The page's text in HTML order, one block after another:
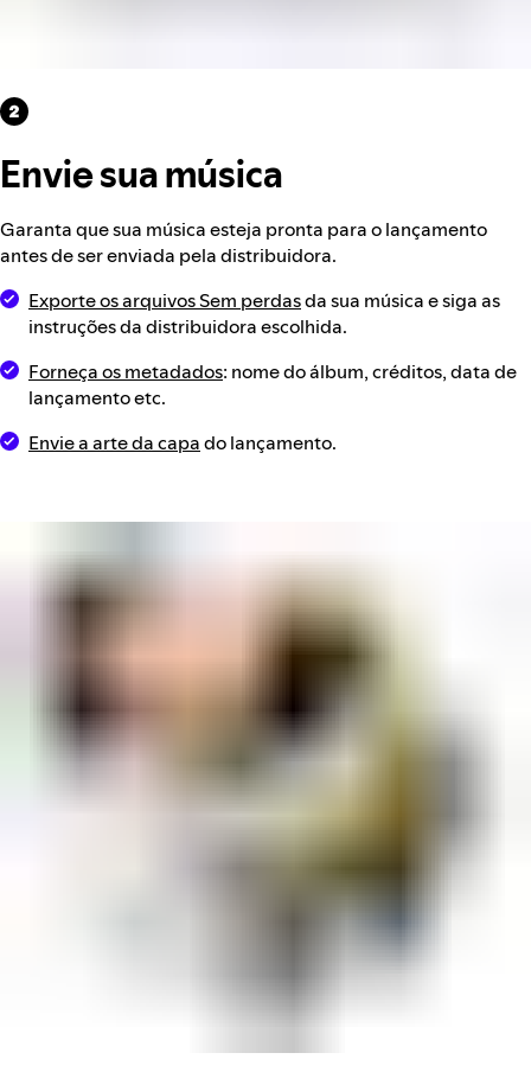
Envie sua música
Garanta que sua música esteja pronta para o lançamento
antes de ser enviada pela distribuidora.
Exporte os arquivos Sem perdasda sua música e siga as
instruções da distribuidora escolhida.
Forneça os metadados: nome do álbum, créditos, data de
lançamento etc.
Envie a arte da capado lançamento.